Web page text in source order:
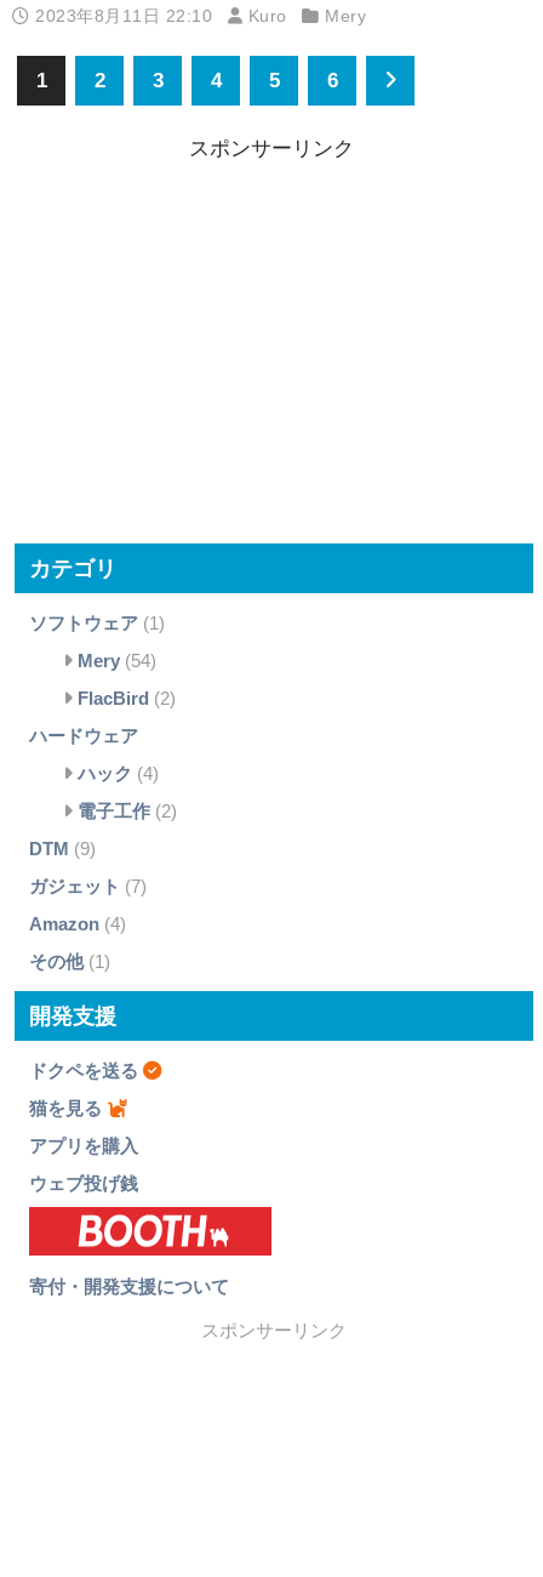
2023年8月11日 22:10 Kuro Mery
1 2 3 4 5 6
スポンサーリンク
カテゴリ
ソフトウェア(1)
Mery(54)
FlacBird (2)
ハードウェア
ハック (4)
電子工作(2)
DTM (9)
ガジェット (7)
Amazon(4)
その他(1)
開発支援
ドクペを送る
猫を見る
アプリを購入
ウェブ投げ銭
寄付・開発支援について
スポンサーリンク